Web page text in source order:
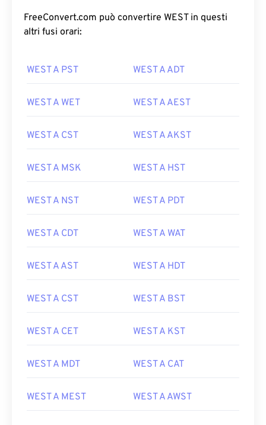
FreeConvert.com può convertire WEST in questi
altri fusi orari:
WEST A PST WEST A ADT
WEST A WET WEST A AEST
WEST A CST WEST A AKST
WEST A MSK WEST A HST
WEST A NST WEST A PDT
WEST A CDT WEST A WAT
WEST A AST WEST A HDT
WEST A CST WEST A BST
WEST A CET WEST A KST
WEST A MDT WEST A CAT
WEST A MEST WEST A AWST